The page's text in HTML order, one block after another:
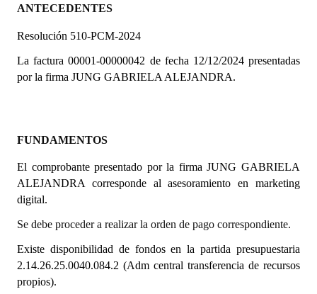
Constitución Nacional
Constitución Provincial
Carta Orgánica 2007
DOCUMENTOS
Proyectos Presentados
Dictámenes Asesoría Letrada
ANTECEDENTES
Resolución 510-PCM-2024
La factura 00001-00000042 de fecha 12/12/2024 presentadas
por la firma JUNG GABRIELA ALEJANDRA.
FUNDAMENTOS
El comprobante presentado por la firma JUNG GABRIELA
ALEJANDRA corresponde al asesoramiento en marketing
digital.
Se debe proceder a realizar la orden de pago correspondiente.
Existe disponibilidad de fondos en la partida presupuestaria
2.14.26.25.0040.084.2 (Adm central transferencia de recursos
propios).